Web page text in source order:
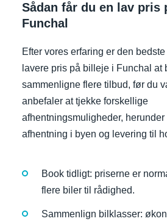
Sådan får du en lav pris
Funchal
Efter vores erfaring er den
lavere pris på billeje i Funchal at
sammenligne flere tilbud, før du
anbefaler at tjekke forskellige
afhentningsmuligheder,
afhentning i byen og levering til
Book tidligt: priserne er
flere biler til rådighed.
Sammenlign bilklasser: